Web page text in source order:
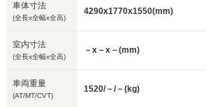
車体寸法
(全長x全幅x全高)
4290x1770x1550(mm)
室内寸法
(全長x全幅x全高)
－x－x－(mm)
車両重量
(AT/MT/CVT)
1520/－/－(kg)